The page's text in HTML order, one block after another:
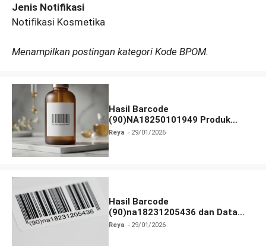
Jenis Notifikasi
Notifikasi Kosmetika
Menampilkan postingan kategori Kode BPOM.
Hasil Barcode
(90)NA18250101949 Produk
Terlengkap
Reya 29/01/2026
Hasil Barcode
(90)na18231205436 dan Data
Produk Terbaru
Reya 29/01/2026